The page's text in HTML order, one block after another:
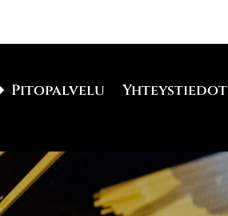
Pitopalvelu Yhteystiedot